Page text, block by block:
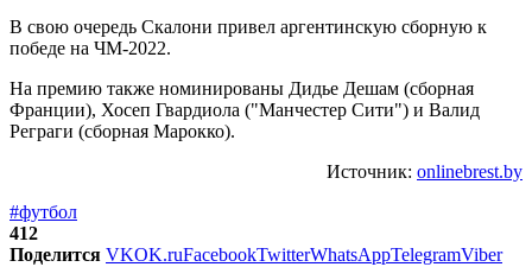
В свою очередь Скалони привел аргентинскую сборную к
победе на ЧМ-2022.
На премию также номинированы Дидье Дешам (сборная
Франции), Хосеп Гвардиола ("Манчестер Сити") и Валид
Реграги (сборная Марокко).
Источник: onlinebrest.by
#футбол
412
Поделится VKOK.ruFacebookTwitterWhatsAppTelegramViber